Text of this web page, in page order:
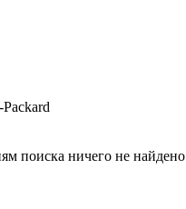
поиска ничего не найдено